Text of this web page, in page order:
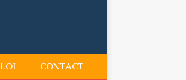
LOI CONTACT